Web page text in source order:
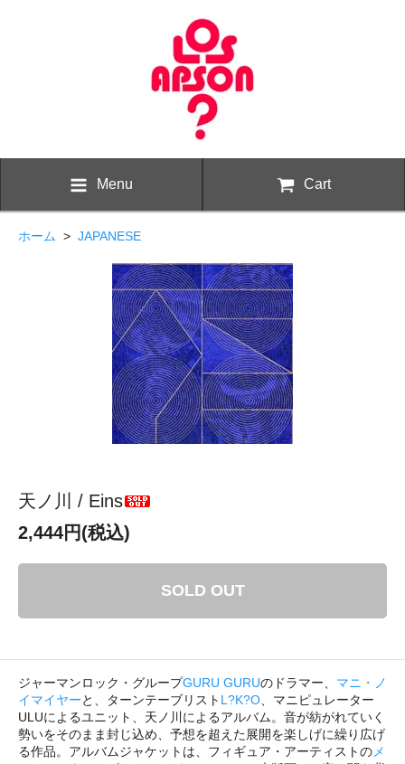
Menu Cart
ホーム > JAPANESE
天ノ川 / Eins
2,444円(税込)
SOLD OUT
ジャーマンロック・グループGURU GURUのドラマー、 マニ・ノ
イマイヤーと、ターンテーブリスト L?K?O 、マニピュレーター
ULUによるユニット、天ノ川によるアルバム。音が紡がれていく
勢いをそのまま封じ込め、予想を超えた展開を楽しげに繰り広げ
る作品。アルバムジャケットは、フィギュア・アーティストの メ